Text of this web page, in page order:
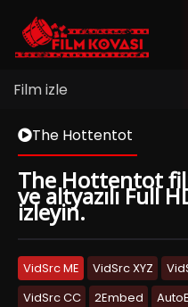
Film izle
The Hottentot
The Hottentot
ve altyazılı Full
izleyin.
VidSrc ME VidSrc XYZ
VidSrc CC
2Embed